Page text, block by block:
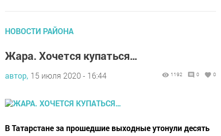
автор, 15 июля 2020 - 16:44
человек, включая одного ребенка.